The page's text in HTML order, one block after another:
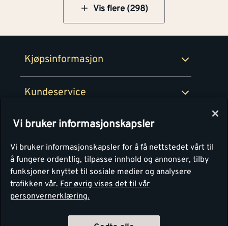
Vis flere (298)
Kjøpsinformasjon
Retur- og angrerettsskjema
Kundeservice
Medlemsavtaler
Montér
Personvern
Vi bruker informasjonskapsler
Vi bruker informasjonskapsler for å få nettstedet vårt til
å fungere ordentlig, tilpasse innhold og annonser, tilby
funksjoner knyttet til sosiale medier og analysere
trafikken vår. For øvrig vises det til vår
personvernerklæring.